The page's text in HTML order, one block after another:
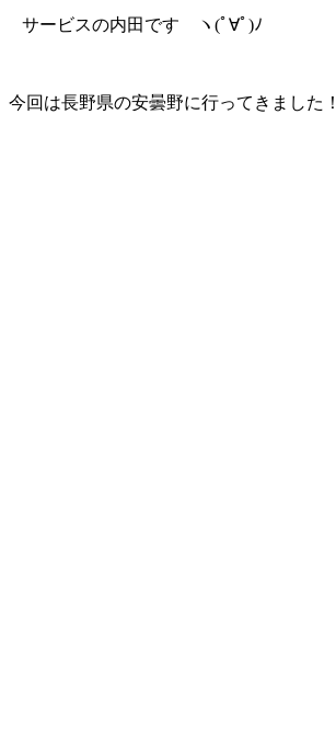
サービスの内田です ヽ(ﾟ∀ﾟ)ﾉ
今回は長野県の安曇野に行ってきました！